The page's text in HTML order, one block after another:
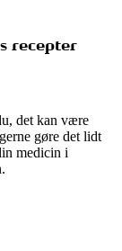
recepter
det kan være
gøre det lidt
medicin i